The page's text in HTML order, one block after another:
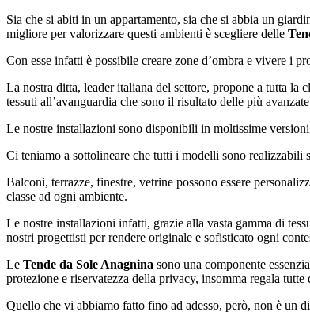
Sia che si abiti in un appartamento, sia che si abbia un
migliore per valorizzare questi ambienti è scegliere delle
Con esse infatti è possibile creare zone d’ombra e vivere i
La nostra ditta, leader italiana del settore, propone a tutta la
tessuti all’avanguardia che sono il risultato delle più
Le nostre installazioni sono disponibili in moltissime
Ci teniamo a sottolineare che tutti i modelli sono realizzabili
Balconi, terrazze, finestre, vetrine possono essere
classe ad ogni ambiente.
Le nostre installazioni infatti, grazie alla vasta gamma di
nostri progettisti per rendere originale e sofisticato ogni
Le Tende da Sole Anagnina sono una componente
protezione e riservatezza della privacy, insomma regala
Quello che vi abbiamo fatto fino ad adesso, però, non è un